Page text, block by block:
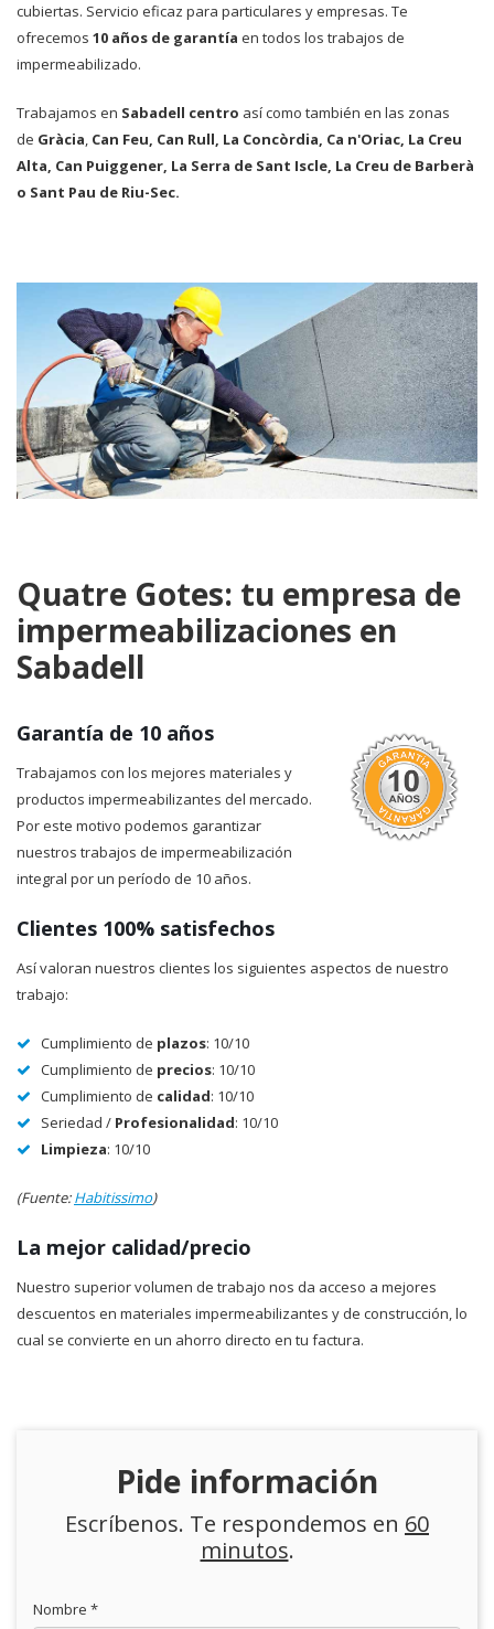
cubiertas. Servicio eficaz para particulares y empresas. Te
ofrecemos 10 años de garantía en todos los trabajos de
impermeabilizado.
Trabajamos en Sabadell centro así como también en las zonas
de Gràcia, Can Feu, Can Rull, La Concòrdia, Ca n'Oriac, La Creu
Alta, Can Puiggener, La Serra de Sant Iscle, La Creu de Barberà
o Sant Pau de Riu-Sec.
Quatre Gotes: tu empresa de
impermeabilizaciones en
Sabadell
Garantía de 10 años
Trabajamos con los mejores materiales y
productos impermeabilizantes del mercado.
Por este motivo podemos garantizar
nuestros trabajos de impermeabilización
integral por un período de 10 años.
Clientes 100% satisfechos
Así valoran nuestros clientes los siguientes aspectos de nuestro
trabajo:
Cumplimiento de plazos: 10/10
Cumplimiento de precios: 10/10
Cumplimiento de calidad: 10/10
Seriedad / Profesionalidad: 10/10
Limpieza: 10/10
(Fuente:Habitissimo)
La mejor calidad/precio
Nuestro superior volumen de trabajo nos da acceso a mejores
descuentos en materiales impermeabilizantes y de construcción, lo
cual se convierte en un ahorro directo en tu factura.
Pide información
Escríbenos. Te respondemos en 60
minutos.
Nombre *